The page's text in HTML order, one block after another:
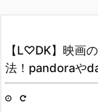
【L♡DK】映画
法！pandoraや